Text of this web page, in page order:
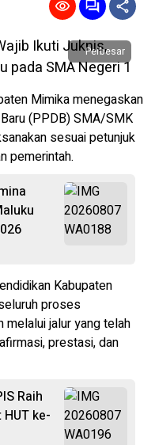
Perbesar
Mimika menegaskan
(PPDB) SMA/SMK
sesuai petunjuk
pemerintah.
Kabupaten
proses
melalui jalur yang telah
prestasi, dan
Raih
ke-